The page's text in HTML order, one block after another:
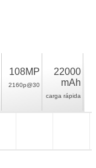
108MP
2160p@30
22000
mAh
carga rápida